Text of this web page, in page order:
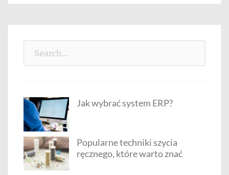
Jak wybrać system ERP?
Popularne techniki szycia
ręcznego, które warto znać